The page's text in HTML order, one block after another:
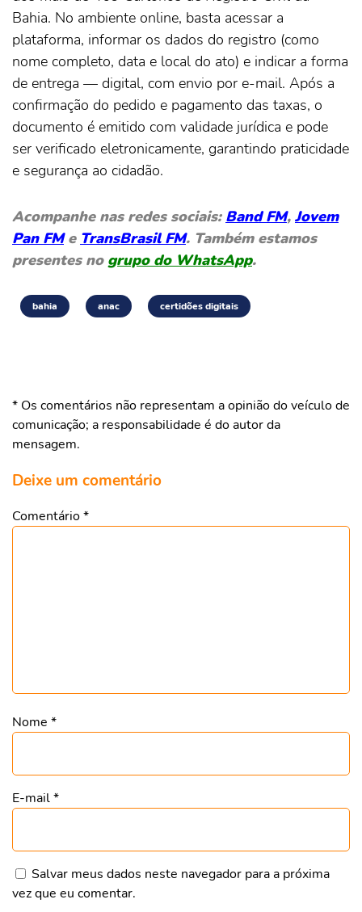
Bahia. No ambiente online, basta acessar a
plataforma, informar os dados do registro (como
nome completo, data e local do ato) e indicar a forma
de entrega — digital, com envio por e-mail. Após a
confirmação do pedido e pagamento das taxas, o
documento é emitido com validade jurídica e pode
ser verificado eletronicamente, garantindo praticidade
e segurança ao cidadão.
Acompanhe nas redes sociais: Band FM, Jovem
Pan FMe TransBrasil FM. Também estamos
presentes no grupo do WhatsApp.
bahia anac certidões digitais
* Os comentários não representam a opinião do veículo de
comunicação; a responsabilidade é do autor da
mensagem.
Deixe um comentário
Comentário*
Nome *
E-mail*
Salvar meus dados neste navegador para a próxima
vez que eu comentar.